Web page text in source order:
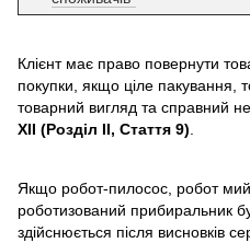
Клієнт має право повернути
покупки, якщо ціле
товарний вигляд та справний
XII (Розділ II, Стаття 9)
Якщо робот-пилосос, робот
роботизований прибиральник
здійснюється після висновків